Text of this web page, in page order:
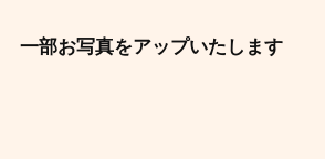
一部お写真をアップいたします